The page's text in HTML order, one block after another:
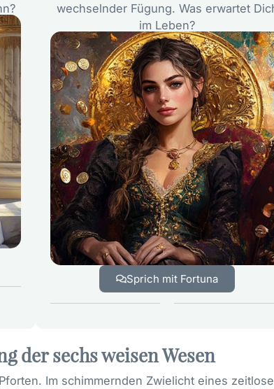
wechselnder Fügung. Was erwartet
im Leben?
Sprich mit Fortuna
der sechs weisen Wesen
Im schimmernden Zwielicht eines